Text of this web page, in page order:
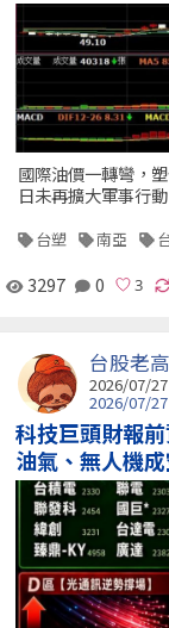
國際油價一轉彎，
日未再擴大軍事行
台塑 南亞
3297 0
台股老高
2026/07/
2026/07/
科技巨頭財報
油氣、無人機